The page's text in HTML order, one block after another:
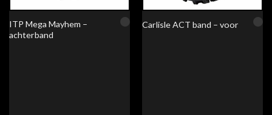
ITP Mega Mayhem –
achterband
Carlisle ACT band – voor